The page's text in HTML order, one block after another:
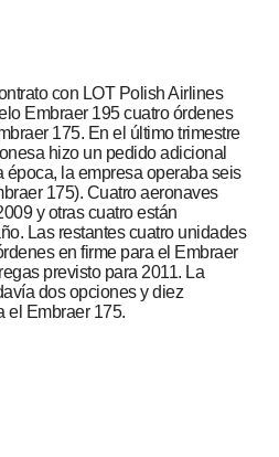
con LOT Polish Airlines
Embraer 195 cuatro órdenes
175. En el último trimestre
hizo un pedido adicional
época, la empresa operaba seis
175). Cuatro aeronaves
y otras cuatro están
Las restantes cuatro unidades
en firme para el Embraer
previsto para 2011. La
dos opciones y diez
el Embraer 175.